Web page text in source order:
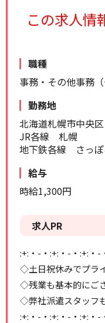
この求人情
職種
事務・その他事務（
勤務地
北海道札幌市中央区
JR各線 札幌
地下鉄各線 さっぽ
給与
時給1,300円
求人PR
:+:・-・:+:・-・:+:・-
◇土日祝休みでプラ
◇残業も基本的にご
◇弊社派遣スタッフ
:+:・-・:+:・-・:+:・-